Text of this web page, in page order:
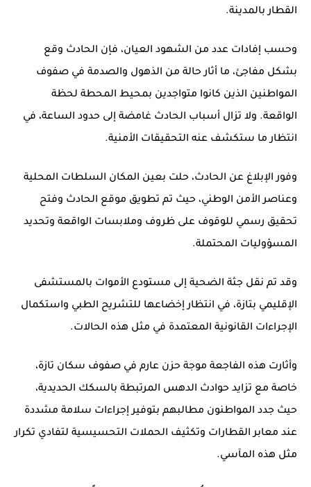
القطار بالمدينة.
وحسب إفادات عدد من الشهود العيان، فإن الحادث وقع
بشكل مفاجئ، ما أثار حالة من الذهول والصدمة في صفوف
المواطنين الذين كانوا متواجدين بمحيط المحطة لحظة
الواقعة. ولا تزال أسباب الحادث غامضة إلى حدود الساعة، في
انتظار ما ستكشف عنه التحقيقات الأمنية.
وفور الإبلاغ عن الحادث، حلت بعين المكان السلطات المحلية
وعناصرالأمن الوطني، حيث تم تطويق موقع الحادث وفتح
تحقيق رسمي للوقوف على ظروف وملابسات الواقعة وتحديد
المسؤوليات المحتملة.
وقد تم نقل جثة الضحية إلى مستودع الأموات بالمستشفى
الإقليمي بتازة، في انتظار إخضاعها للتشريح الطبي واستكمال
الإجراءات القانونية المعتمدة في مثل هذه الحالات.
وأثارت هذه الفاجعة موجة حزن عارم في صفوف سكان تازة،
خاصة مع تزايد حوادث الدهس المرتبطة بالسكك الحديدية،
حيث جدد المواطنون مطالبهم بتوفيرإجراءات سلامة مشددة
عند معابر القطارات وتكثيف الحملات التحسيسية لتفادي تكرار
مثل هذه المآسي.